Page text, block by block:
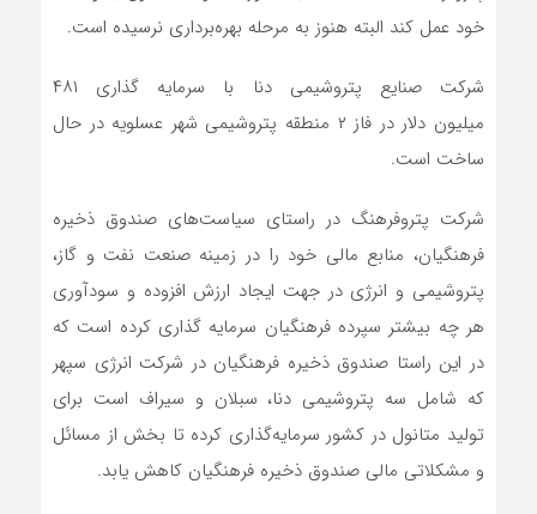
خود عمل کند البته هنوز به مرحله بهره‌برداری نرسیده است.
شرکت صنایع پتروشیمی دنا با سرمایه گذاری ۴۸۱
میلیون دلار در فاز ۲ منطقه پتروشیمی شهر عسلویه در حال
ساخت است.
شرکت پتروفرهنگ در راستای سیاست‌های صندوق ذخیره
فرهنگیان، منابع مالی خود را در زمینه صنعت نفت و گاز،
پتروشیمی و انرژی در جهت ایجاد ارزش افزوده و سودآوری
هر چه بیشتر سپرده فرهنگیان سرمایه گذاری کرده است که
در این راستا صندوق ذخیره فرهنگیان در شرکت انرژی سپهر
که شامل سه پتروشیمی دنا، سبلان و سیراف است برای
تولید متانول در کشور سرمایه‌گذاری‌ کرده تا بخش از مسائل
و مشکلاتی مالی صندوق ذخیره فرهنگیان کاهش یابد.